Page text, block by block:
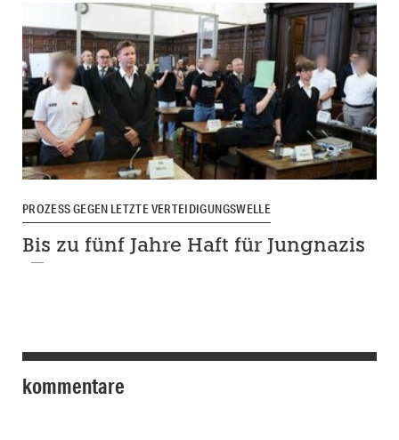
PROZESS GEGEN LETZTE VERTEIDIGUNGSWELLE
Bis zu fünf Jahre Haft für Jungnazis
kommentare